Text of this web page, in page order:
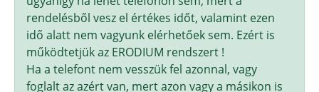
rendelésből vesz el értékes időt, valamint ezen
idő alatt nem vagyunk elérhetőek sem. Ezért is
működtetjük az ERODIUM rendszert !
Ha a telefont nem vesszük fel azonnal, vagy
foglalt az azért van, mert azon vagy a másikon is